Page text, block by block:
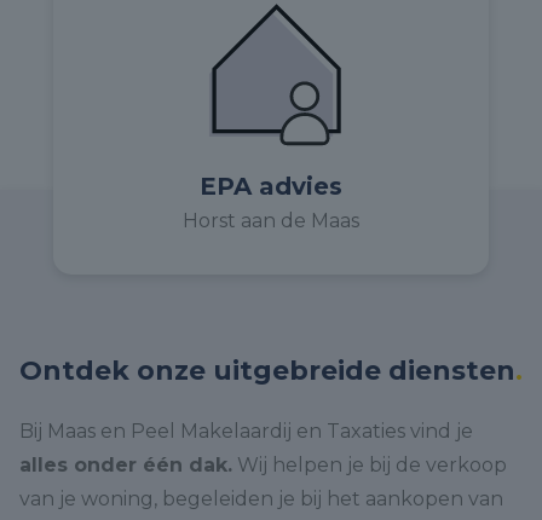
EPA advies
Horst aan de Maas
Ontdek onze uitgebreide diensten.
Bij Maas en Peel Makelaardij en Taxaties vind je
alles onder één dak. Wij helpen je bij de verkoop
van je woning, begeleiden je bij het aankopen van